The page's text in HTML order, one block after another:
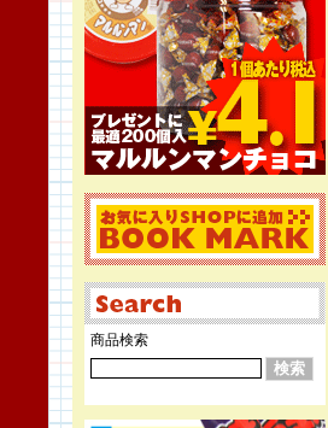
商品検索